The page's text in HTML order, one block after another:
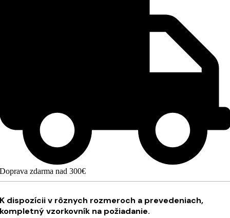
Doprava zdarma nad 300€
K dispozícii v rôznych rozmeroch a prevedeniach,
kompletný vzorkovník na požiadanie.